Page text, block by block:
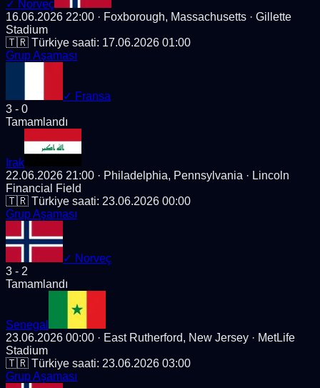
✓ Norveç
16.06.2026 22:00 · Foxborough, Massachusetts · Gillette
Stadium
🇹🇷 Türkiye saati: 17.06.2026 01:00
Grup Aşaması
✓ Fransa
3 - 0
Tamamlandı
Irak
22.06.2026 21:00 · Philadelphia, Pennsylvania · Lincoln
Financial Field
🇹🇷 Türkiye saati: 23.06.2026 00:00
Grup Aşaması
✓ Norveç
3 - 2
Tamamlandı
Senegal
23.06.2026 00:00 · East Rutherford, New Jersey · MetLife
Stadium
🇹🇷 Türkiye saati: 23.06.2026 03:00
Grup Aşaması